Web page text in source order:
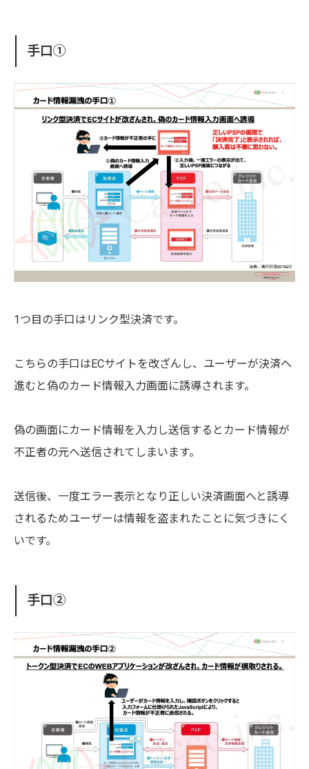
手口①
1つ目の手口はリンク型決済です。
こちらの手口はECサイトを改ざんし、ユーザーが決済へ
進むと偽のカード情報入力画面に誘導されます。
偽の画面にカード情報を入力し送信するとカード情報が
不正者の元へ送信されてしまいます。
送信後、一度エラー表示となり正しい決済画面へと誘導
されるためユーザーは情報を盗まれたことに気づきにく
いです。
手口②